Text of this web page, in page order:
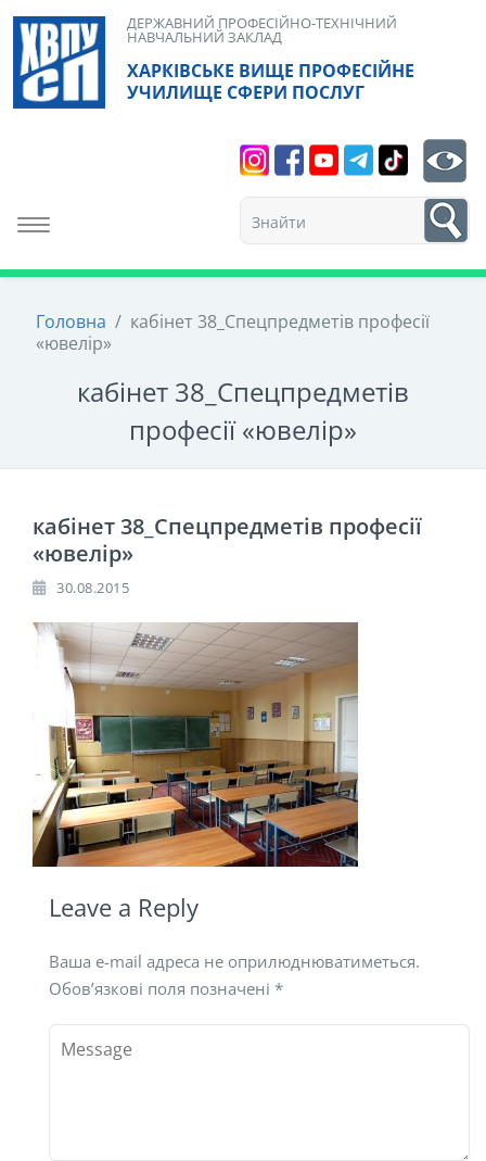
Skip
content
ХАРКІВСЬКЕ ВИЩЕ ПРОФЕСІЙНЕ
УЧИЛИЩЕ СФЕРИ ПОСЛУГ
ДЕРЖАВНИЙ ПРОФЕСІЙНО-ТЕХНІЧНИЙ
НАВЧАЛЬНИЙ ЗАКЛАД
Toggle navigation
1
Головна / кабінет 38_Спецпредметів професії
«ювелір»
кабінет 38_Спецпредметів
професії «ювелір»
кабінет 38_Спецпредметів професії
«ювелір»
30.08.2015
Leave a Reply
Ваша e-mail адреса не оприлюднюватиметься.
Обов’язкові поля позначені *